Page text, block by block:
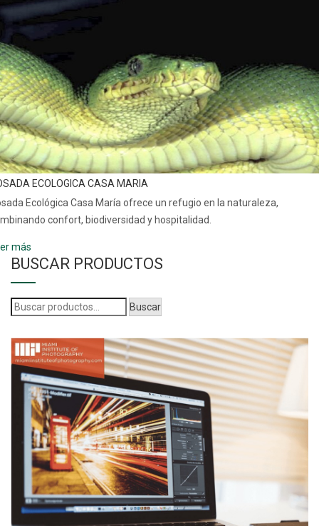
ECOLOGICA CASA MARIA
Ecológica Casa María ofrece un refugio en la naturaleza,
confort, biodiversidad y hospitalidad.
más
BUSCAR PRODUCTOS
Buscar